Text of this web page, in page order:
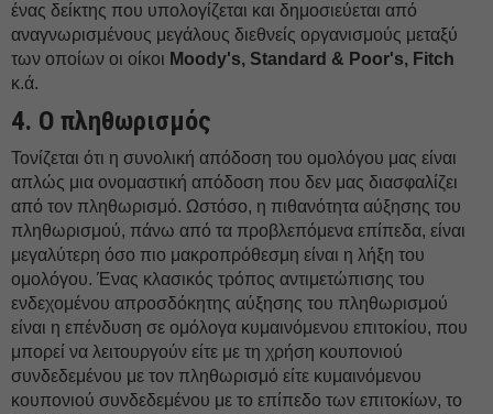
ένας δείκτης που υπολογίζεται και δημοσιεύεται από
αναγνωρισμένους μεγάλους διεθνείς οργανισμούς μεταξύ
των οποίων οι οίκοι Moody's, Standard & Poor's, Fitch
κ.ά.
4. Ο πληθωρισμός
Τονίζεται ότι η συνολική απόδοση του ομολόγου μας είναι
απλώς μια ονομαστική απόδοση που δεν μας διασφαλίζει
από τον πληθωρισμό. Ωστόσο, η πιθανότητα αύξησης του
πληθωρισμού, πάνω από τα προβλεπόμενα επίπεδα, είναι
μεγαλύτερη όσο πιο μακροπρόθεσμη είναι η λήξη του
ομολόγου. Ένας κλασικός τρόπος αντιμετώπισης του
ενδεχομένου απροσδόκητης αύξησης του πληθωρισμού
είναι η επένδυση σε ομόλογα κυμαινόμενου επιτοκίου, που
μπορεί να λειτουργούν είτε με τη χρήση κουπονιού
συνδεδεμένου με τον πληθωρισμό είτε κυμαινόμενου
κουπονιού συνδεδεμένου με το επίπεδο των επιτοκίων, το